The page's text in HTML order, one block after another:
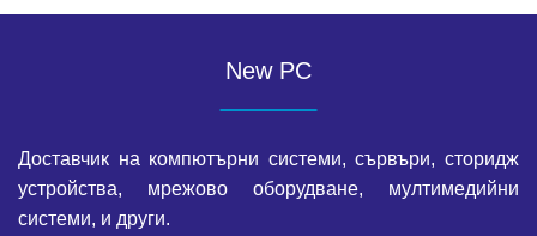
New PC
Доставчик на компютърни системи, сървъри, сторидж
устройства, мрежово оборудване, мултимедийни
системи, и други.